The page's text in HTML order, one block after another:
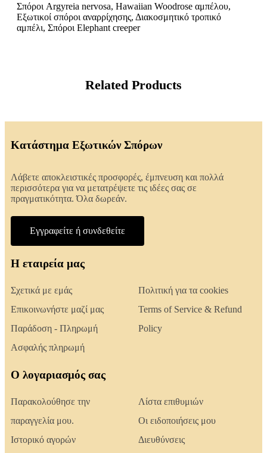
Σπόροι Argyreia nervosa, Hawaiian Woodrose αμπέλου,
Εξωτικοί σπόροι αναρρίχησης, Διακοσμητικό τροπικό
αμπέλι, Σπόροι Elephant creeper
Related Products
Κατάστημα Εξωτικών Σπόρων
Λάβετε αποκλειστικές προσφορές, έμπνευση και πολλά
περισσότερα για να μετατρέψετε τις ιδέες σας σε
πραγματικότητα. Όλα δωρεάν.
Εγγραφείτε ή συνδεθείτε
Η εταιρεία μας
Σχετικά με εμάς
Επικοινωνήστε μαζί μας
Παράδοση - Πληρωμή
Ασφαλής πληρωμή
Πολιτική για τα cookies
Terms of Service & Refund
Policy
Ο λογαριασμός σας
Παρακολούθησε την
παραγγελία μου.
Ιστορικό αγορών
Λίστα επιθυμιών
Οι ειδοποιήσεις μου
Διευθύνσεις